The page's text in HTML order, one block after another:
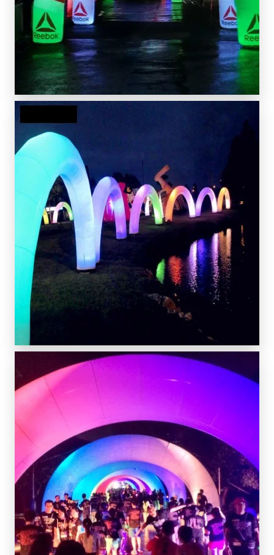
SCOPRI DI PIÙ
SCOPRI DI PIÙ